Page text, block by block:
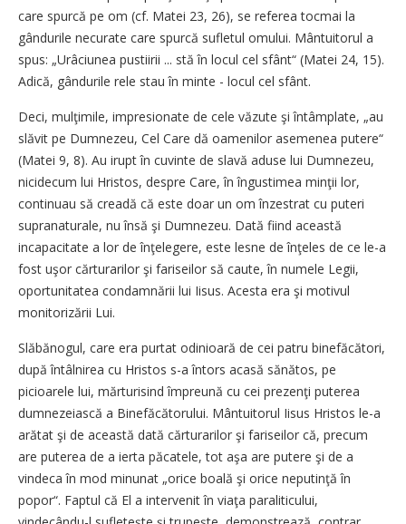
care spurcă pe om (cf. Matei 23, 26), se referea tocmai la
gândurile necurate care spurcă sufletul omului. Mântuitorul a
spus: „Urâciunea pustiirii ... stă în locul cel sfânt“ (Matei 24, 15).
Adică, gândurile rele stau în minte - locul cel sfânt.
Deci, mulţimile, impresionate de cele văzute şi întâmplate, „au
slăvit pe Dumnezeu, Cel Care dă oamenilor asemenea putere“
(Matei 9, 8). Au irupt în cuvinte de slavă aduse lui Dumnezeu,
nicidecum lui Hristos, despre Care, în îngustimea minţii lor,
continuau să creadă că este doar un om înzestrat cu puteri
supranaturale, nu însă şi Dumnezeu. Dată fiind această
incapacitate a lor de înţelegere, este lesne de înţeles de ce le-a
fost uşor cărturarilor şi fariseilor să caute, în numele Legii,
oportunitatea condamnării lui Iisus. Acesta era şi motivul
monitorizării Lui.
Slăbănogul, care era purtat odinioară de cei patru binefăcători,
după întâlnirea cu Hristos s-a întors acasă sănătos, pe
picioarele lui, mărturisind împreună cu cei prezenţi puterea
dumnezeiască a Binefăcătorului. Mântuitorul Iisus Hristos le-a
arătat şi de această dată cărturarilor şi fariseilor că, precum
are puterea de a ierta păcatele, tot aşa are putere şi de a
vindeca în mod minunat „orice boală şi orice neputinţă în
popor“. Faptul că El a intervenit în viaţa paraliticului,